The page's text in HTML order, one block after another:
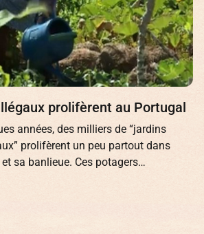
prolifèrent au Portugal
années, des milliers de “jardins
prolifèrent un peu partout dans
sa banlieue. Ces potagers…